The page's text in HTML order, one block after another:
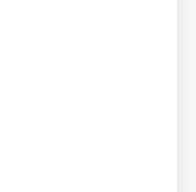
к
контроля;
«in-suite